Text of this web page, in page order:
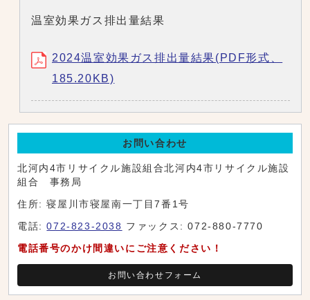
温室効果ガス排出量結果
2024温室効果ガス排出量結果(PDF形式、
185.20KB)
お問い合わせ
北河内4市リサイクル施設組合北河内4市リサイクル施設
組合 事務局
住所: 寝屋川市寝屋南一丁目7番1号
電話:072-823-2038 ファックス: 072-880-7770
電話番号のかけ間違いにご注意ください！
お問い合わせフォーム